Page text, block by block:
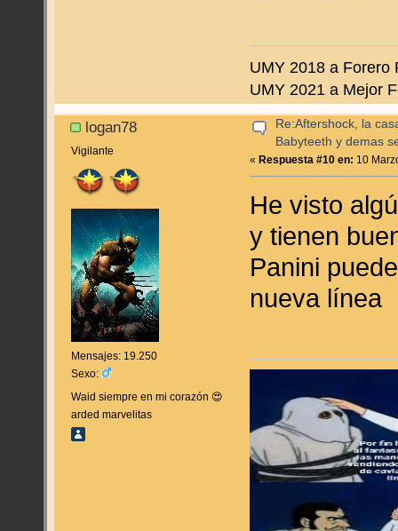
UMY 2018 a Forero
UMY 2021 a Mejor
logan78
Vigilante
Mensajes: 19.250
Sexo:
Waid siempre en mi corazón 😍
arded marvelitas
Re:Aftershock, la
Babyteeth y demas
«Respuesta #10 en: 10
He visto
y tienen
Panini
nueva